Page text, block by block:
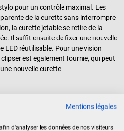
pour un contrôle maximal. Les
de la curette sans interrompre
la curette jetable se retire de la
Il suffit ensuite de fixer une nouvelle
LED réutilisable. Pour une vision
est également fournie, qui peut
nouvelle curette.
LED ClearLook Lighted de Bionix
dans la version sélectionnée
Mentions légales
d'analyser les données de nos visiteurs